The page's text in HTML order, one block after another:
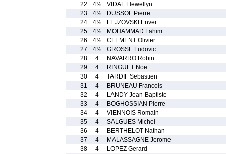
22
4½
VIDAL Llewellyn
23
4½
DUSSOL Pierre
24
4½
FEJZOVSKI Enver
25
4½
MOHAMMAD Fahim
26
4½
CLEMENT Olivier
27
4½
GROSSE Ludovic
28
4
NAVARRO Robin
29
4
RINGUET Noe
30
4
TARDIF Sebastien
31
4
BRUNEAU Francois
32
4
LANDY Jean-Baptiste
33
4
BOGHOSSIAN Pierre
34
4
VIENNOIS Romain
35
4
SALGUES Michel
36
4
BERTHELOT Nathan
37
4
MALASSAGNE Jerome
38
4
LOPEZ Gerard